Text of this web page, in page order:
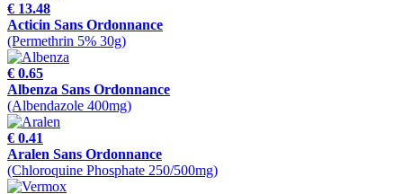
€ 13.48
Acticin Sans Ordonnance
(Permethrin 5% 30g)
€ 0.65
Albenza Sans Ordonnance
(Albendazole 400mg)
€ 0.41
Aralen Sans Ordonnance
(Chloroquine Phosphate 250/500mg)